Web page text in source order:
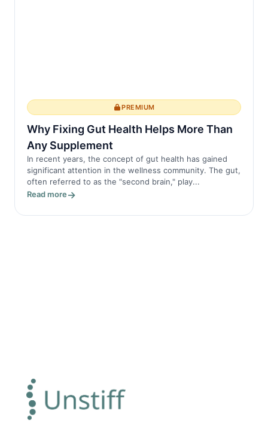
PREMIUM
Why Fixing Gut Health Helps More Than
Any Supplement
In recent years, the concept of gut health has gained
significant attention in the wellness community. The gut,
often referred to as the "second brain," play...
Read more